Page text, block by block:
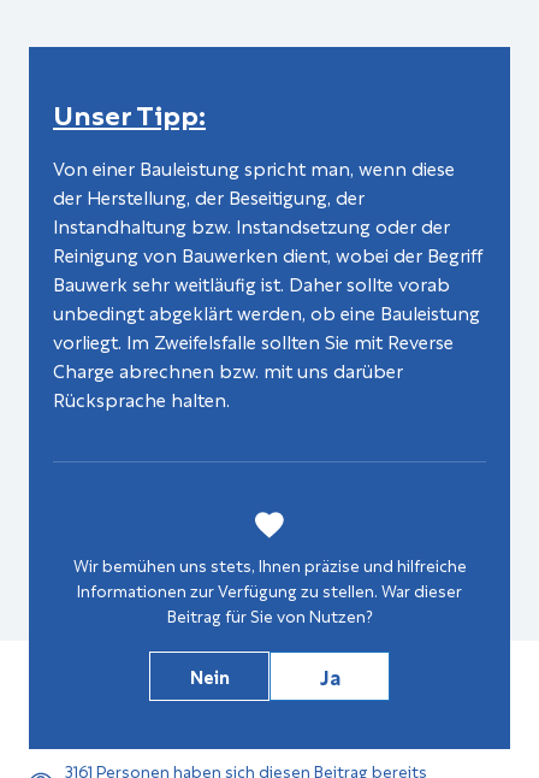
Unser Tipp:
Von einer Bauleistung spricht man, wenn diese
der Herstellung, der Beseitigung, der
Instandhaltung bzw. Instandsetzung oder der
Reinigung von Bauwerken dient, wobei der Begriff
Bauwerk sehr weitläufig ist. Daher sollte vorab
unbedingt abgeklärt werden, ob eine Bauleistung
vorliegt. Im Zweifelsfalle sollten Sie mit Reverse
Charge abrechnen bzw. mit uns darüber
Rücksprache halten.
Wir bemühen uns stets, Ihnen präzise und hilfreiche
Informationen zur Verfügung zu stellen. War dieser
Beitrag für Sie von Nutzen?
Nein Ja
3161Personen haben sich diesen Beitrag bereits